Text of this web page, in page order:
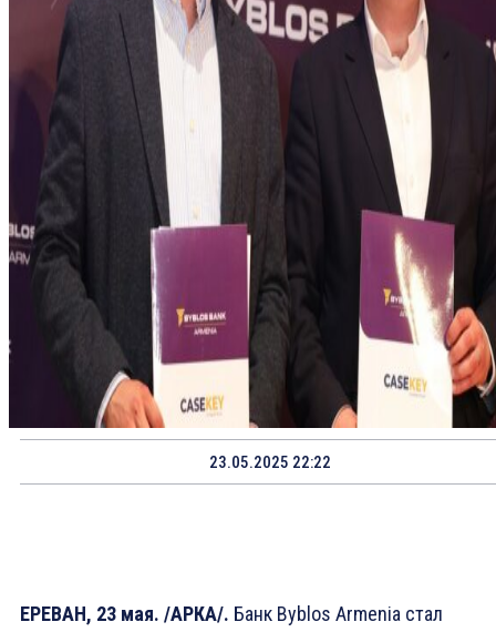
23.05.2025 22:22
ЕРЕВАН, 23 мая. /АРКА/. Банк Byblos Armenia стал